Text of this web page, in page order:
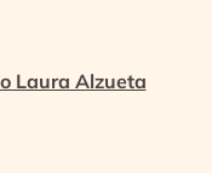
Laura Alzueta